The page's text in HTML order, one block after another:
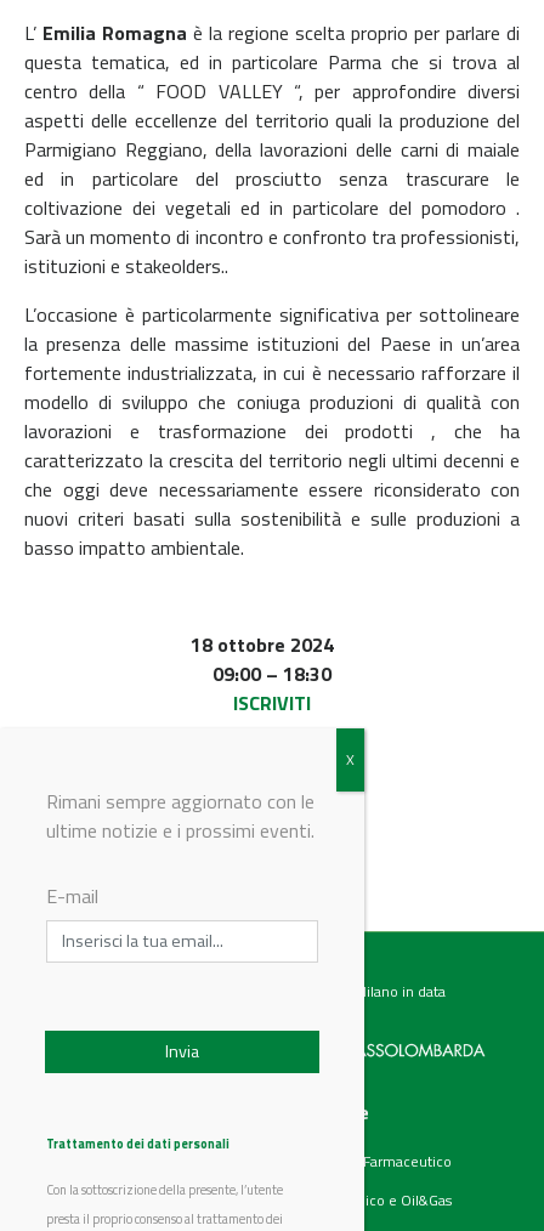
L’ Emilia Romagna è la regione scelta proprio per parlare di
questa tematica, ed in particolare Parma che si trova al
centro della “ FOOD VALLEY “, per approfondire diversi
aspetti delle eccellenze del territorio quali la produzione del
Parmigiano Reggiano, della lavorazioni delle carni di maiale
ed in particolare del prosciutto senza trascurare le
coltivazione dei vegetali ed in particolare del pomodoro .
Sarà un momento di incontro e confronto tra professionisti,
istituzioni e stakeolders..
L’occasione è particolarmente significativa per sottolineare
la presenza delle massime istituzioni del Paese in un’area
fortemente industrializzata, in cui è necessario rafforzare il
modello di sviluppo che coniuga produzioni di qualità con
lavorazioni e trasformazione dei prodotti , che ha
caratterizzato la crescita del territorio negli ultimi decenni e
che oggi deve necessariamente essere riconsiderato con
nuovi criteri basati sulla sostenibilità e sulle produzioni a
basso impatto ambientale.
18 ottobre 2024
09:00 – 18:30
ISCRIVITI
© Riproduzione riservata
Testata giornalistica registrata presso il Tribunale di Milano in data
Chi siamo
Prodotti
Aziende
Eventi
Categorie
Chimico e Farmaceutico
Petrolchimico e Oil&Gas
Rimani sempre aggiornato con le
ultime notizie e i prossimi eventi.
E-mail
Trattamento dei dati personali
Con la sottoscrizione della presente, l’utente
presta il proprio consenso al trattamento dei